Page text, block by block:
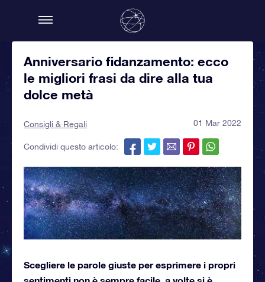
Anniversario fidanzamento: ecco
le migliori frasi da dire alla tua
dolce metà
Consigli & Regali 01 Mar 2022
Condividi questo articolo:
Scegliere le parole giuste per esprimere i propri